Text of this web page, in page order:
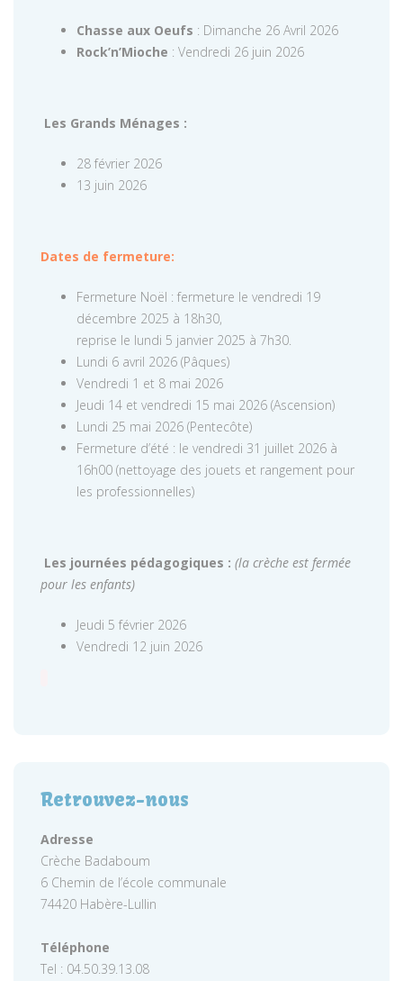
Chasse aux Oeufs : Dimanche 26 Avril 2026
Rock’n’Mioche : Vendredi 26 juin 2026
Les Grands Ménages :
28 février 2026
13 juin 2026
Dates de fermeture:
Fermeture Noël : fermeture le vendredi 19
décembre 2025 à 18h30,
reprise le lundi 5 janvier 2025 à 7h30.
Lundi 6 avril 2026 (Pâques)
Vendredi 1 et 8 mai 2026
Jeudi 14 et vendredi 15 mai 2026 (Ascension)
Lundi 25 mai 2026 (Pentecôte)
Fermeture d’été : le vendredi 31 juillet 2026 à
16h00 (nettoyage des jouets et rangement pour
les professionnelles)
Les journées pédagogiques : (la crèche est fermée
pour les enfants)
Jeudi 5 février 2026
Vendredi 12 juin 2026
Retrouvez-nous
Adresse
Crèche Badaboum
6 Chemin de l’école communale
74420 Habère-Lullin
Téléphone
Tel : 04.50.39.13.08